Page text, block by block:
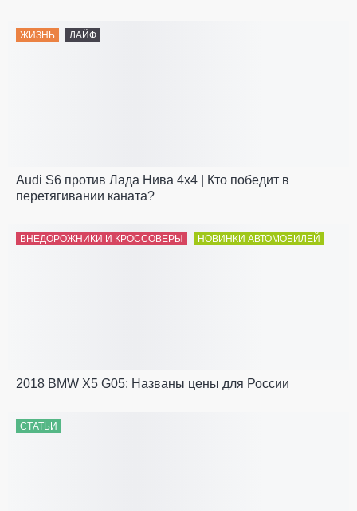
ЖИЗНЬ ЛАЙФ
Audi S6 против Лада Нива 4x4 | Кто победит в
перетягивании каната?
ВНЕДОРОЖНИКИ И КРОССОВЕРЫ НОВИНКИ АВТОМОБИЛЕЙ
2018 BMW X5 G05: Названы цены для России
СТАТЬИ